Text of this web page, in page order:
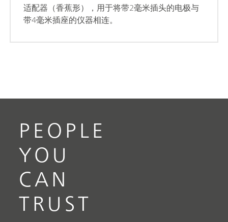
适配器（香蕉形），用于将带2毫米插头的电极与
带4毫米插座的仪器相连。
PEOPLE
YOU
CAN
TRUST